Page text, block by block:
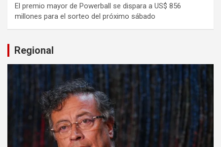
El premio mayor de Powerball se dispara a US$ 856
millones para el sorteo del próximo sábado
Regional